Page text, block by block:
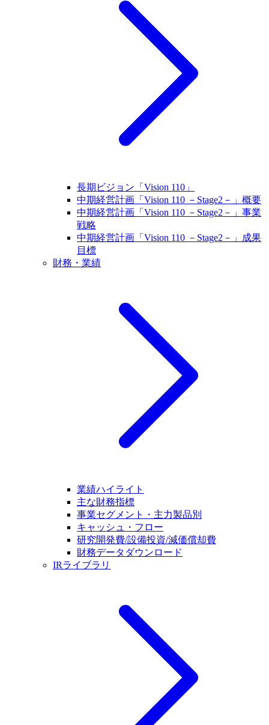
長期ビジョン「Vision 110」
中期経営計画「Vision 110 －Stage2－」概要
中期経営計画「Vision 110 －Stage2－」事業
戦略
中期経営計画「Vision 110 －Stage2－」成果
目標
財務・業績
業績ハイライト
主な財務指標
事業セグメント・主力製品別
キャッシュ・フロー
研究開発費/設備投資/減価償却費
財務データダウンロード
IRライブラリ